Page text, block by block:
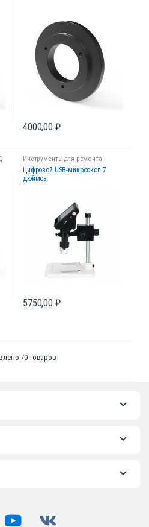
4000,00 ₽
Инструменты для ремонта
форсунок
Цифровой USB-микроскоп 7
дюймов
5750,00 ₽
70 товаров